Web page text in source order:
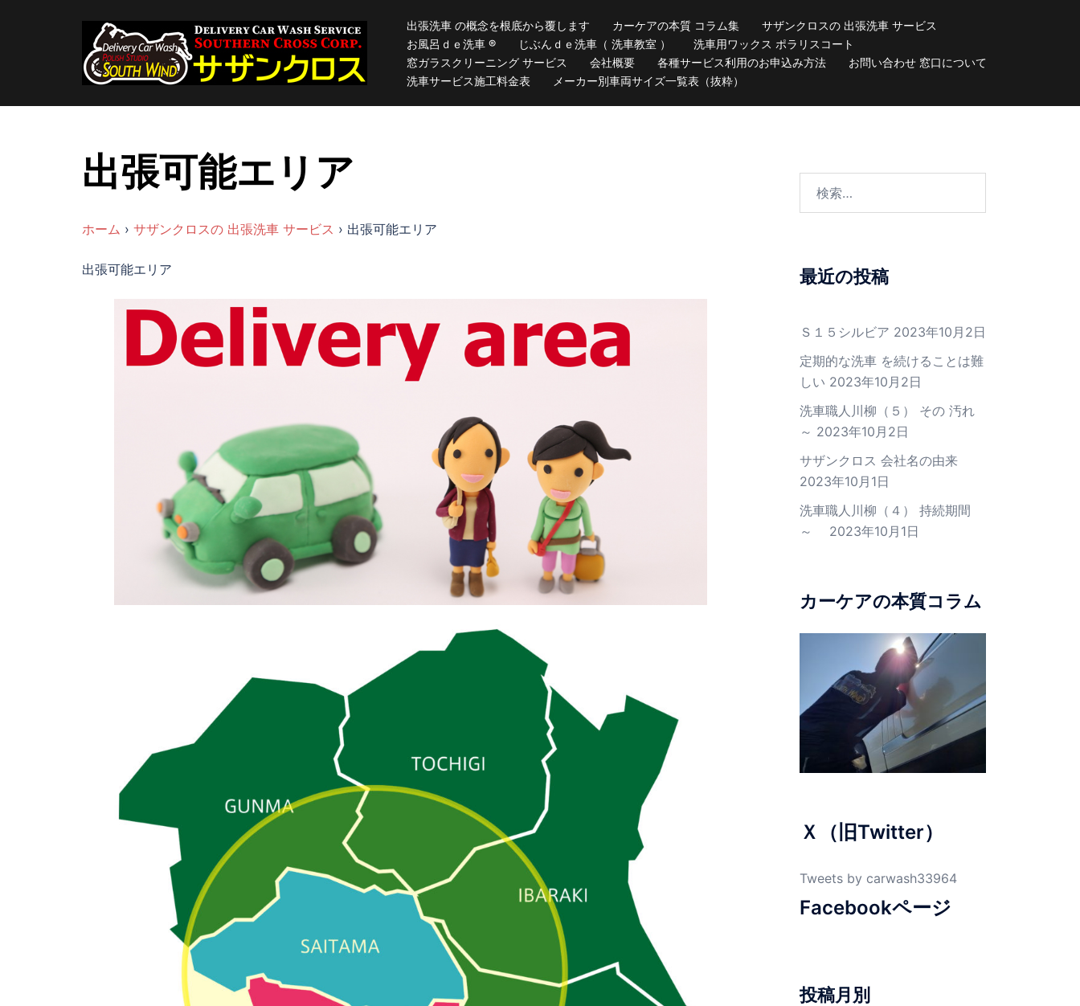
出張洗車 の概念を根底から覆します カーケアの本質 コラム集
サザンクロスの 出張洗車 サービス
お風呂ｄｅ洗車 ®
じぶんｄｅ洗車（ 洗車教室 ）
洗車用ワックス ポラリスコート
窓ガラスクリーニング サービス
会社概要 各種サービス利用のお申込み方法
お問い合わせ 窓口について
洗車サービス施工料金表
メーカー別車両サイズ一覧表（抜粋）
出張可能エリア
ホーム › サザンクロスの 出張洗車 サービス › 出張可能エリア
出張可能エリア 最近の投稿
Ｓ１５シルビア 2023年10月2日
定期的な洗車 を続けることは難
しい 2023年10月2日
洗車職人川柳（５） その 汚れ
～ 2023年10月2日
サザンクロス 会社名の由来
2023年10月1日
洗車職人川柳（４） 持続期間
～
2023年10月1日
カーケアの本質コラム
Ｘ（旧Twitter）
Tweets by carwash33964
Facebookページ
投稿月別